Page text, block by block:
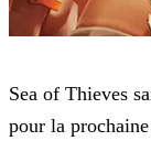
Sea of Thieves
pour la